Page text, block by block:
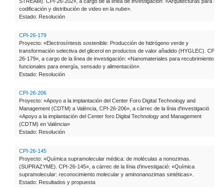
codificación y distribución de video en la nube».
Estado: Resolución
CPI-26-179
Proyecto: «Electrosíntesis sostenible: Producción de hidrógeno verde y
transformación selectiva del glicerol en productos de valor añadido (HYGLEC). CPI-
26-179», a cargo de la línea de investigación: «Nanomateriales para recubrimientos
funcionales para energía, sensado y alimentación».
Estado: Resolución
CPI-26-206
Proyecto: «Apoyo a la implantación del Center Foro Digital Technology and
Management (CDTM) a València, CPI-26-206», a càrrec de la línia d'investigació
«Apoyo a la implantación del Center foro Digital Technology and Management
(CDTM) en València»
Estado: Resolución
CPI-26-145
Proyecto: «Química supramolecular médica: de moléculas a nonozimas.
(SUPRAZYME). CPI-26-145», a càrrec de la línia d’investigació: «Química
supramolecular: reconocimiento molecular y aminonanozimas sintéticas».
Estado: Resultados y propuesta